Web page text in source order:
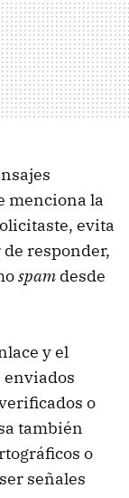
menciona la
evita
responder,
spam desde
y el
enviados
o
también
o
señales